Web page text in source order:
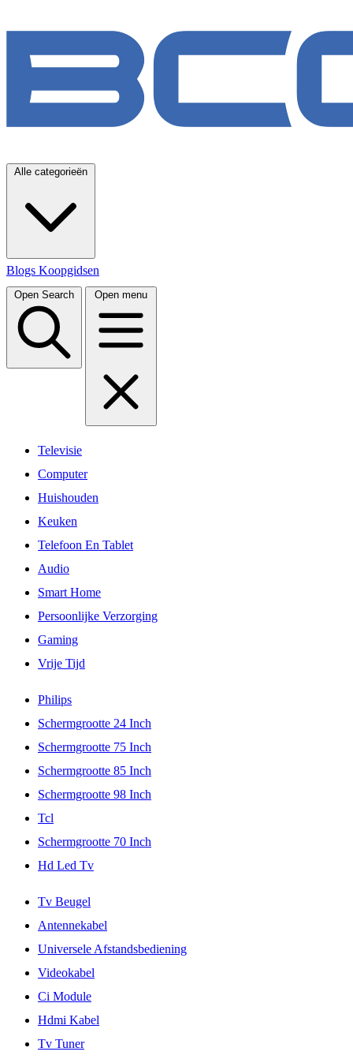
Alle categorieën
Blogs Koopgidsen
Open Search Open menu
Televisie
Computer
Huishouden
Keuken
Telefoon En Tablet
Audio
Smart Home
Persoonlijke Verzorging
Gaming
Vrije Tijd
Philips
Schermgrootte 24 Inch
Schermgrootte 75 Inch
Schermgrootte 85 Inch
Schermgrootte 98 Inch
Tcl
Schermgrootte 70 Inch
Hd Led Tv
Tv Beugel
Antennekabel
Universele Afstandsbediening
Videokabel
Ci Module
Hdmi Kabel
Tv Tuner